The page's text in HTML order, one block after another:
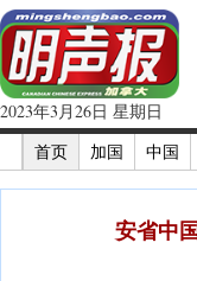
2023年3月26日 星期日
首页
加国 中国
安省中